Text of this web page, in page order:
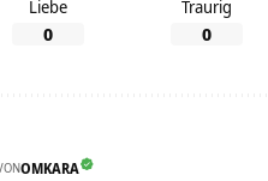
Liebe
0
Traurig
0
OMKARA